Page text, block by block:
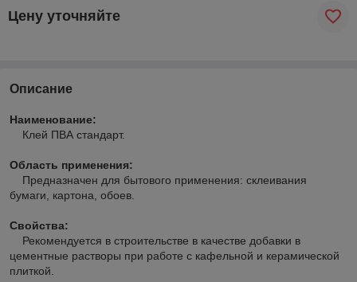
Цену уточняйте
Описание
Наименование:
Клей ПВА стандарт.
Область применения:
Предназначен для бытового применения: склеивания
бумаги, картона, обоев.
Свойства:
Рекомендуется в строительстве в качестве добавки в
цементные растворы при работе с кафельной и керамической
плиткой.